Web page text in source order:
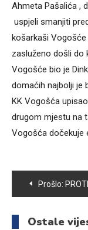
Ahmeta Pašalića ,
uspjeli smanjiti
košarkaši Vogošće
zasluženo došli do
Vogošće bio je
domaćih najbolji je
KK Vogošća
drugom mjestu na
Vogošća dočekuje
članaka
Prošlo: PROTEKLOG VIKENDA ODIGRAN HUMANITARNI
Ostale